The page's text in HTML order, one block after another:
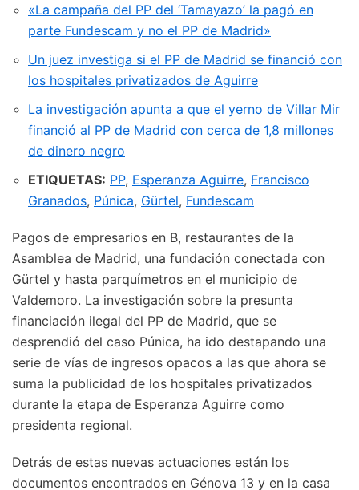
«La campaña del PP del ‘Tamayazo’ la pagó en
parte Fundescam y no el PP de Madrid»
Un juez investiga si el PP de Madrid se financió con
los hospitales privatizados de Aguirre
La investigación apunta a que el yerno de Villar Mir
financió al PP de Madrid con cerca de 1,8 millones
de dinero negro
ETIQUETAS: PP, Esperanza Aguirre, Francisco
Granados, Púnica, Gürtel, Fundescam
Pagos de empresarios en B, restaurantes de la
Asamblea de Madrid, una fundación conectada con
Gürtel y hasta parquímetros en el municipio de
Valdemoro. La investigación sobre la presunta
financiación ilegal del PP de Madrid, que se
desprendió del caso Púnica, ha ido destapando una
serie de vías de ingresos opacos a las que ahora se
suma la publicidad de los hospitales privatizados
durante la etapa de Esperanza Aguirre como
presidenta regional.
Detrás de estas nuevas actuaciones están los
documentos encontrados en Génova 13 y en la casa